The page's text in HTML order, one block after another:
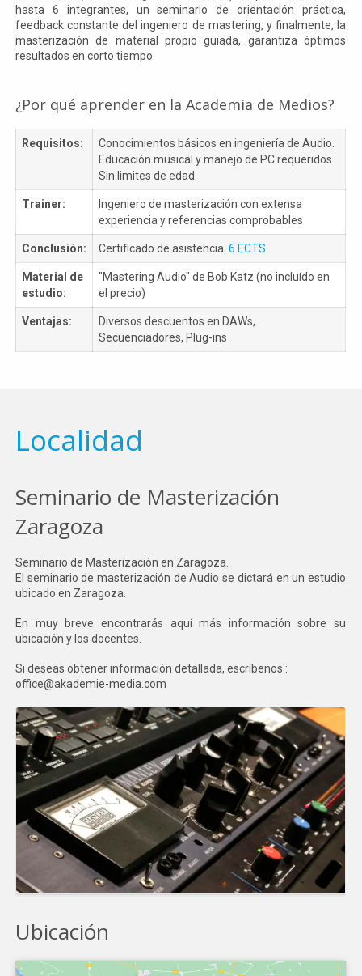
hasta 6 integrantes, un seminario de orientación práctica,
feedback constante del ingeniero de mastering, y finalmente, la
masterización de material propio guiada, garantiza óptimos
resultados en corto tiempo.
¿Por qué aprender en la Academia de Medios?
Requisitos:
Conocimientos básicos en ingeniería de Audio.
Educación musical y manejo de PC requeridos.
Sin limites de edad.
Trainer:
Ingeniero de masterización con extensa
experiencia y referencias comprobables
Conclusión: Certificado de asistencia. 6 ECTS
Material de
estudio:
"Mastering Audio" de Bob Katz (no incluído en
el precio)
Ventajas:
Diversos descuentos en DAWs,
Secuenciadores, Plug-ins
Localidad
Seminario de Masterización
Zaragoza
Seminario de Masterización en Zaragoza.
El seminario de masterización de Audio se dictará en un estudio
ubicado en Zaragoza.
En muy breve encontrarás aquí más información sobre su
ubicación y los docentes.
Si deseas obtener información detallada, escríbenos :
office@akademie-media.com
Ubicación